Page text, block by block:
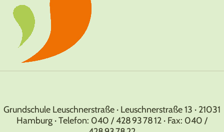
Grundschule Leuschnerstraße · Leuschnerstraße 13 · 21031
Hamburg · Telefon: 040 / 428 93 78 12 · Fax: 040 /